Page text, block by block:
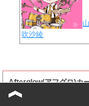
山
吹沙綾
Afterglow(アフグロ)カ